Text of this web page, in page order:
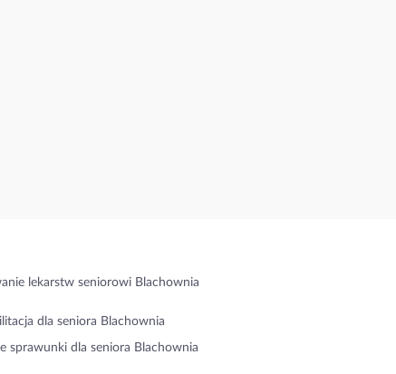
lekarstw seniorowi Blachownia
dla seniora Blachownia
sprawunki dla seniora Blachownia